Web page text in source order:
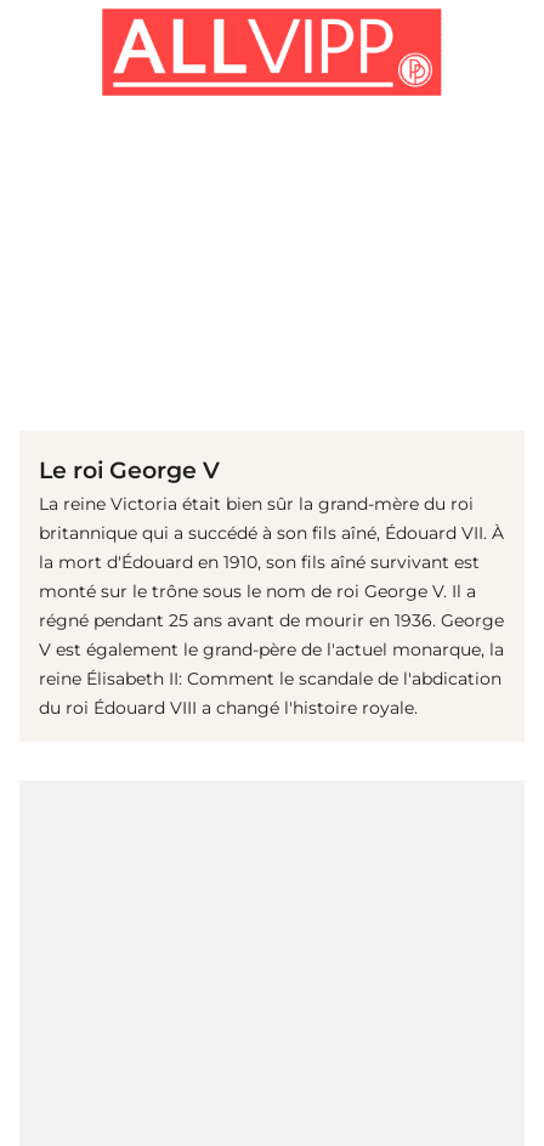
Le roi George V
La reine Victoria était bien sûr la grand-mère du roi
britannique qui a succédé à son fils aîné, Édouard VII. À
la mort d'Édouard en 1910, son fils aîné survivant est
monté sur le trône sous le nom de roi George V. Il a
régné pendant 25 ans avant de mourir en 1936. George
V est également le grand-père de l'actuel monarque, la
reine Élisabeth II: Comment le scandale de l'abdication
du roi Édouard VIII a changé l'histoire royale.